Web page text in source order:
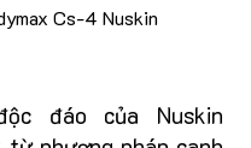
Cs-4 Nuskin
đáo của Nuskin